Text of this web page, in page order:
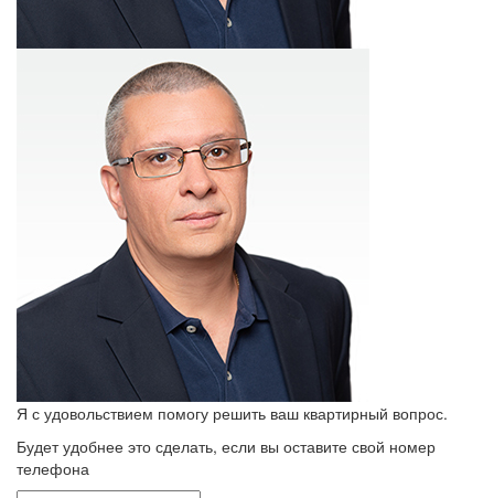
Я с удовольствием помогу решить ваш квартирный вопрос.
Будет удобнее это сделать, если вы оставите свой номер
телефона